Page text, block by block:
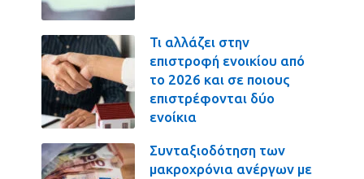
Τι αλλάζει στην
επιστροφή ενοικίου από
το 2026 και σε ποιους
επιστρέφονται δύο
ενοίκια
Συνταξιοδότηση των
μακροχρόνια ανέργων με